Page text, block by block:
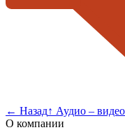
← Назад↑ Аудио – видео
О компании